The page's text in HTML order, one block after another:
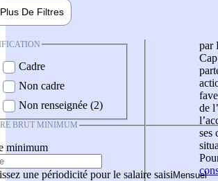
Plus De Filtres
Cadre
Non cadre
Non renseignée (2)
BRUT MINIMUM
minimum
une périodicité pour le salaire saisi
par
de
ses